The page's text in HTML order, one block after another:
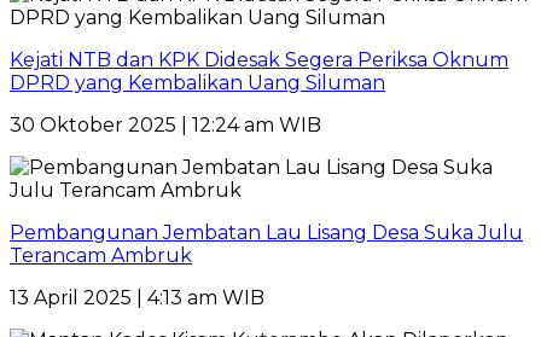
Kejati NTB dan KPK Didesak Segera Periksa Oknum
DPRD yang Kembalikan Uang Siluman
30 Oktober 2025 | 12:24 am WIB
Pembangunan Jembatan Lau Lisang Desa Suka Julu
Terancam Ambruk
13 April 2025 | 4:13 am WIB